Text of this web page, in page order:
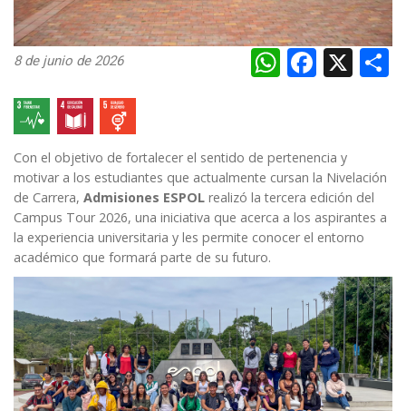
8 de junio de 2026 X
Con el objetivo de fortalecer el sentido de pertenencia y
motivar a los estudiantes que actualmente cursan la Nivelación
de Carrera, Admisiones ESPOL realizó la tercera edición del
Campus Tour 2026, una iniciativa que acerca a los aspirantes a
la experiencia universitaria y les permite conocer el entorno
académico que formará parte de su futuro.